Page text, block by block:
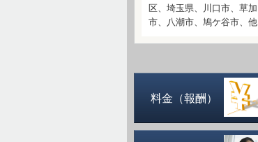
区、埼玉県、川口市、草加
市、八潮市、鳩ケ谷市、他
料金（報酬）